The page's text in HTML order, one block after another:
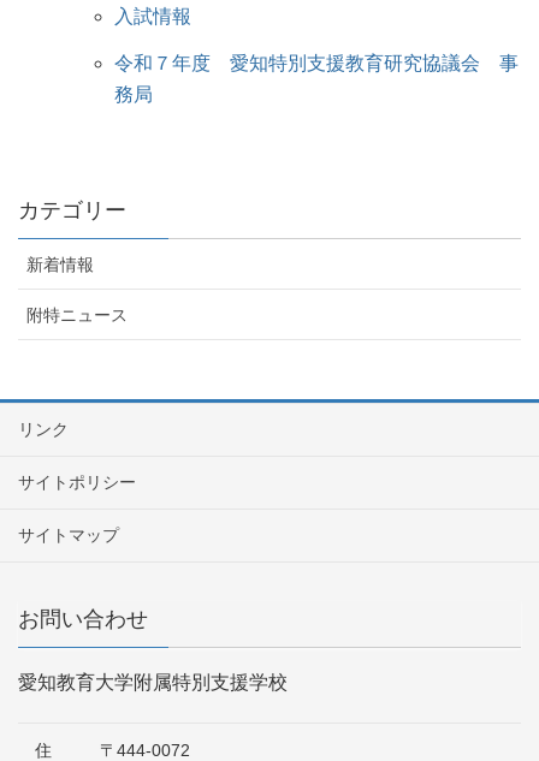
入試情報
令和７年度 愛知特別支援教育研究協議会 事
務局
カテゴリー
新着情報
附特ニュース
リンク
サイトポリシー
サイトマップ
お問い合わせ
愛知教育大学附属特別支援学校
住 〒444-0072